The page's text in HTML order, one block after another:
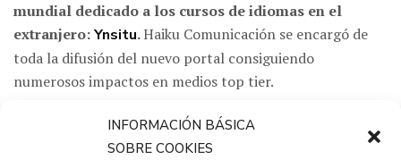
INFORMACIÓN BÁSICA
SOBRE COOKIES
mundial dedicado a los cursos de idiomas en el
extranjero:Ynsitu.Haiku Comunicación se encargó de
toda la difusión del nuevo portal consiguiendo
numerosos impactos en medios top tier.
CLIENTE
Newlink Education